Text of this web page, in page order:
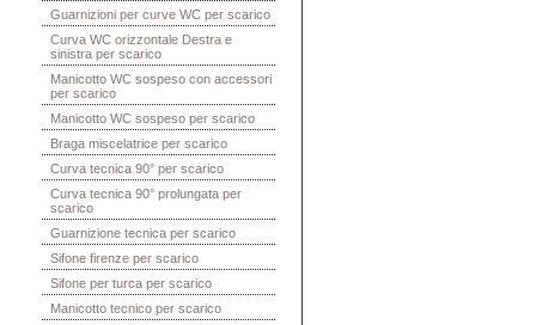
Guarnizioni per curve WC per scarico
Curva WC orizzontale Destra e
sinistra per scarico
Manicotto WC sospeso con accessori
per scarico
Manicotto WC sospeso per scarico
Braga miscelatrice per scarico
Curva tecnica 90° per scarico
Curva tecnica 90° prolungata per
scarico
Guarnizione tecnica per scarico
Sifone firenze per scarico
Sifone per turca per scarico
Manicotto tecnico per scarico